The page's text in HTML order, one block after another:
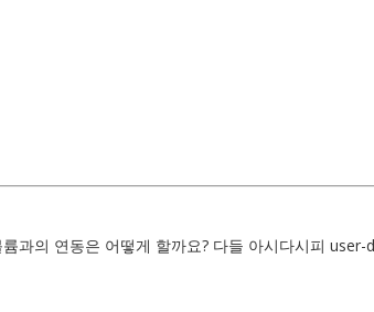
과의 연동은 어떻게 할까요? 다들 아시다시피 user-